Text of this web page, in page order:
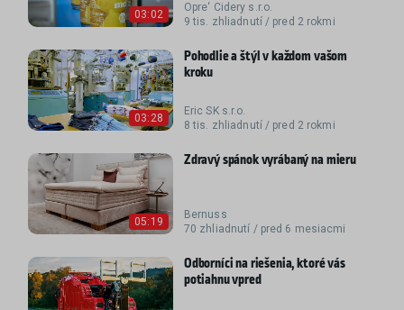
03:02
Opre‘ Cidery s.r.o.
9 tis. zhliadnutí / pred 2 rokmi
03:28
Pohodlie a štýl v každom vašom
kroku
Eric SK s.r.o.
8 tis. zhliadnutí / pred 2 rokmi
05:19
Zdravý spánok vyrábaný na mieru
Bernuss
70 zhliadnutí / pred 6 mesiacmi
Odborníci na riešenia, ktoré vás
potiahnu vpred